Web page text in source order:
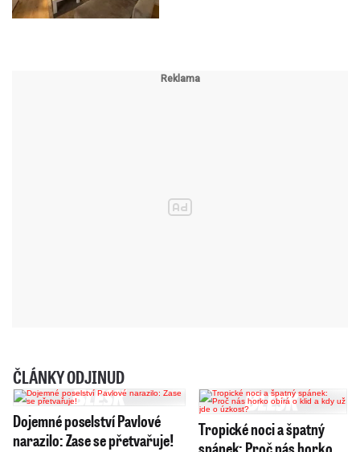
ČLÁNKY ODJINUD
Dojemné poselství Pavlové
narazilo: Zase se přetvařuje!
Tropické noci a špatný